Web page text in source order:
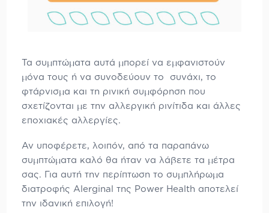
Τα συμπτώματα αυτά μπορεί να εμφανιστούν
μόνα τους ή να συνοδεύουν το συνάχι, το
φτάρνισμα και τη ρινική συμφόρηση που
σχετίζονται με την αλλεργική ρινίτιδα και άλλες
εποχιακές αλλεργίες.
Αν υποφέρετε, λοιπόν, από τα παραπάνω
συμπτώματα καλό θα ήταν να λάβετε τα μέτρα
σας. Για αυτή την περίπτωση το συμπλήρωμα
διατροφής Alerginal της Power Health αποτελεί
την ιδανική επιλογή!